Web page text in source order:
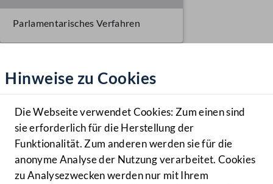
Hilfe
Benutzer
Navigationsmenü öffnen
MENÜ
Hinweise zu Cookies
Die Webseite verwendet Cookies: Zum einen sind
sie erforderlich für die Herstellung der
Funktionalität. Zum anderen werden sie für die
anonyme Analyse der Nutzung verarbeitet. Cookies
zu Analysezwecken werden nur mit Ihrem
Parlamentarisches Verfahren